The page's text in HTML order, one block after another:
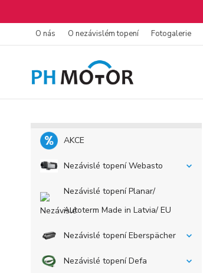
O nás O nezávislém topení Fotogalerie
AKCE
Nezávislé topení Webasto
Nezávislé topení Planar/
Autoterm Made in Latvia/ EU
Nezávislé topení Eberspächer
Nezávislé topení Defa